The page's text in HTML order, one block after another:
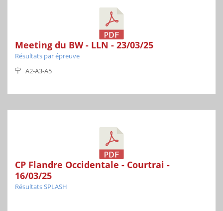
Meeting du BW - LLN - 23/03/25
Résultats par épreuve
A2-A3-A5
CP Flandre Occidentale - Courtrai -
16/03/25
Résultats SPLASH